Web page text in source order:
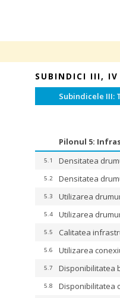
SUBINDICI III, IV
Subindicele III:
Pilonul 5:
5.1 Densitatea
5.2 Densitatea
5.3 Utilizarea
5.4 Utilizarea
5.5 Calitatea
5.6 Utilizarea
5.7 Disponibilitatea
5.8 Disponibilitatea